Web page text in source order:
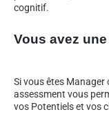
cognitif.
Vous avez
Si vous êtes Manager
assessment vous
vos Potentiels et vos